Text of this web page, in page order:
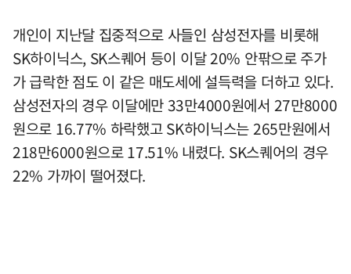
개인이 지난달 집중적으로 사들인 삼성전자를 비롯해
SK하이닉스, SK스퀘어 등이 이달 20% 안팎으로 주가
가 급락한 점도 이 같은 매도세에 설득력을 더하고 있다.
삼성전자의 경우 이달에만 33만4000원에서 27만8000
원으로 16.77% 하락했고 SK하이닉스는 265만원에서
218만6000원으로 17.51% 내렸다. SK스퀘어의 경우
22% 가까이 떨어졌다.